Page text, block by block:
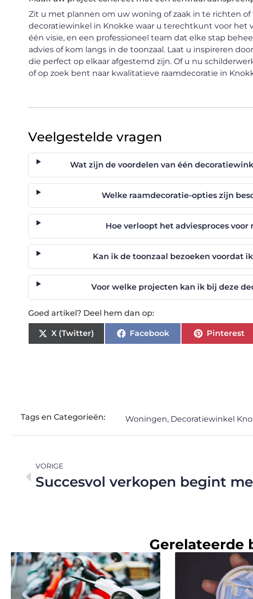
Zit u met plannen om uw woning of zaak in te richten of
decoratiewinkel in Knokke waar u terechtkunt voor het
één visie, en een professioneel team dat elke stap
advies of kom langs in de toonzaal. Laat u inspireren
die perfect op elkaar afgestemd zijn. Of u nu
of op zoek bent naar kwalitatieve raamdecoratie in
Veelgestelde vragen
Wat zijn de voordelen van één
Welke raamdecoratie-opties zijn
Hoe verloopt het adviesproces
Kan ik de toonzaal bezoeken voordat
Voor welke projecten kan ik bij deze
Goed artikel? Deel hem dan op:
X (Twitter) Facebook Pinterest
Tags en Categorieën: Woningen, Decoratiewinkel
VORIGE
Gerelateerde